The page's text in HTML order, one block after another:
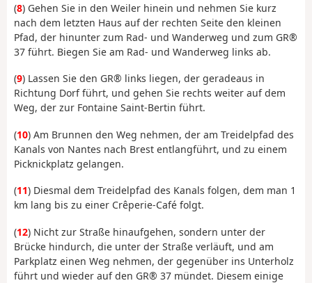
(8) Gehen Sie in den Weiler hinein und nehmen Sie kurz
nach dem letzten Haus auf der rechten Seite den kleinen
Pfad, der hinunter zum Rad- und Wanderweg und zum GR®
37 führt. Biegen Sie am Rad- und Wanderweg links ab.
(9) Lassen Sie den GR® links liegen, der geradeaus in
Richtung Dorf führt, und gehen Sie rechts weiter auf dem
Weg, der zur Fontaine Saint-Bertin führt.
(10) Am Brunnen den Weg nehmen, der am Treidelpfad des
Kanals von Nantes nach Brest entlangführt, und zu einem
Picknickplatz gelangen.
(11) Diesmal dem Treidelpfad des Kanals folgen, dem man 1
km lang bis zu einer Crêperie-Café folgt.
(12) Nicht zur Straße hinaufgehen, sondern unter der
Brücke hindurch, die unter der Straße verläuft, und am
Parkplatz einen Weg nehmen, der gegenüber ins Unterholz
führt und wieder auf den GR® 37 mündet. Diesem einige